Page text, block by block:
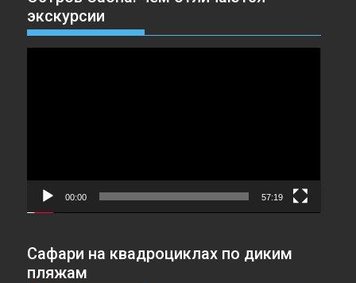
экскурсии
00:00 57:19
Сафари на квадроциклах по диким
пляжам